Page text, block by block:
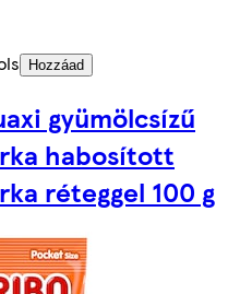
Hozzáad
gyümölcsízű
habosított
réteggel 100 g